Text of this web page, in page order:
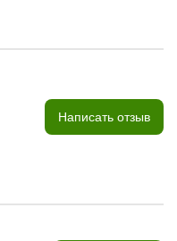
Написать отзыв